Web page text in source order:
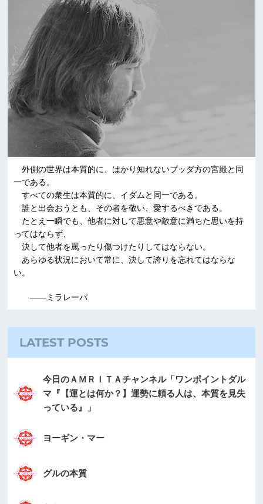
外側の世界は本質的に、はかり知れないブッダ方の宮殿と同
一である。
すべての衆生は本質的に、イダムと同一である。
誰と出会おうとも、その者を敬い、愛するべきである。
たとえ一瞬でも、他者に対して悪意や敵意に満ちた思いを持
ってはならず、
決して他者を罵ったり傷つけたりしてはならない。
あらゆる状況において常に、決して誇りを忘れてはならな
い。
――ミラレーパ
LATEST POSTS
今日のＡＭＲＩＴＡチャンネル「ワンポイントダル
マ『【運とは何か？】運勢に頼る人は、本質を見失
っている』」
ヨーギン・マー
グルの本質